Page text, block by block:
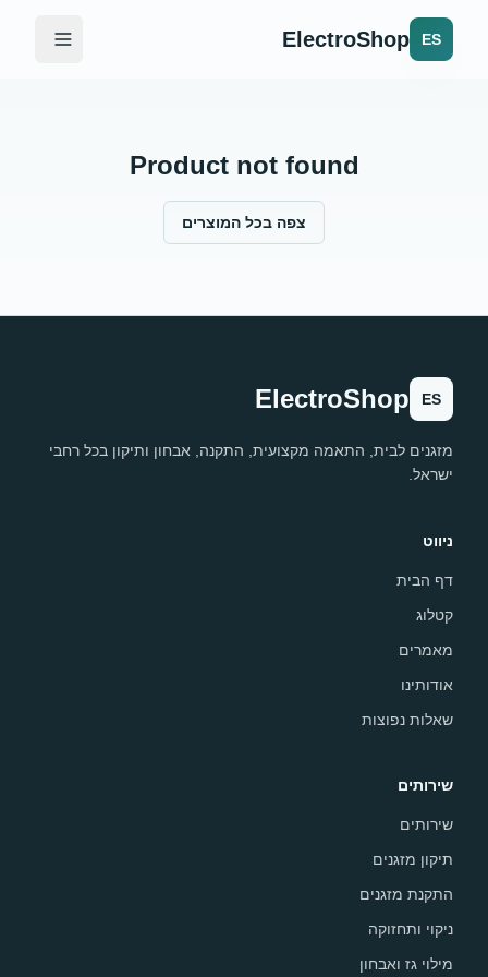
ES
ElectroShop
Product not found
צפה בכל המוצרים
ES
ElectroShop
מזגנים לבית, התאמה מקצועית, התקנה, אבחון ותיקון בכל רחבי
ישראל.
ניווט
דף הבית
קטלוג
מאמרים
אודותינו
שאלות נפוצות
שירותים
שירותים
תיקון מזגנים
התקנת מזגנים
ניקוי ותחזוקה
מילוי גז ואבחון